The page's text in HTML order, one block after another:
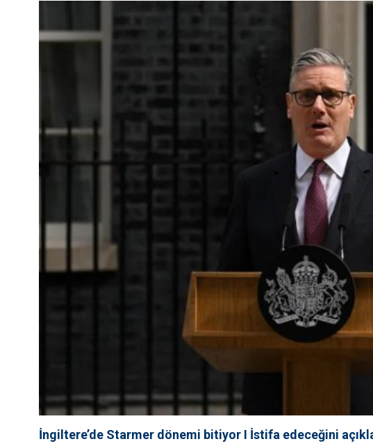
İngiltere’de Starmer dönemi bitiyor I İstifa edeceğini